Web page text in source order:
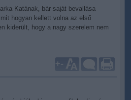
Katának, bár saját bevallása
hogyan kellett volna az első
kiderült, hogy a nagy szerelem nem
+-